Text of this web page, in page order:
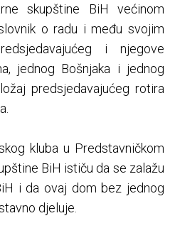
skupštine BiH većinom
o radu i među svojim
i njegove
jednog Bošnjaka i jednog
predsjedavajućeg rotira
kluba u Predstavničkom
BiH ističu da se zalažu
i da ovaj dom bez jednog
djeluje.